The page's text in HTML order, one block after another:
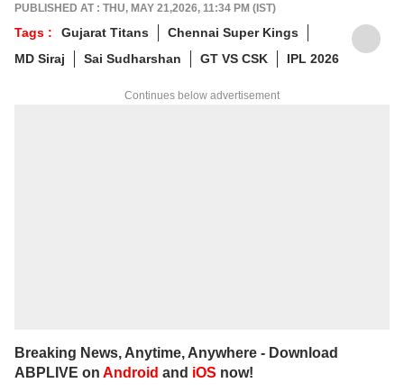
PUBLISHED AT : THU, MAY 21,2026, 11:34 PM (IST)
Tags : Gujarat Titans
Chennai Super Kings
MD Siraj
Sai Sudharshan GT VS CSK IPL 2026
Continues below advertisement
Breaking News, Anytime, Anywhere - Download
ABPLIVE on Android and iOS now!